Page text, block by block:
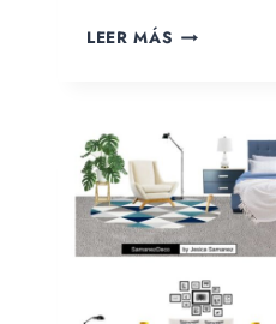
LEER MÁS FATIGA
ERRORES
QUE
AGOTAN
TU
HOGAR